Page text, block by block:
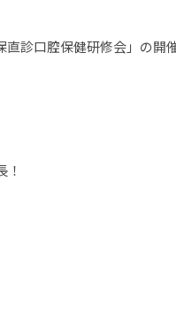
直診口腔保健研修会」の開